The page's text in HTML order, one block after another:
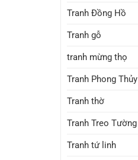
Tranh Đồng Hồ
Tranh gỗ
tranh mừng thọ
Tranh Phong Thủy
Tranh thờ
Tranh Treo Tường
Tranh tứ linh